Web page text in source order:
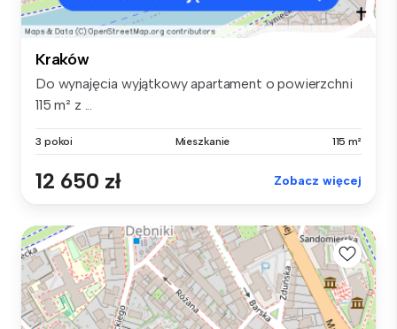
Kraków
Do wynajęcia wyjątkowy apartament o powierzchni
115 m² z ...
3 pokoi Mieszkanie 115 m²
12 650 zł Zobacz więcej